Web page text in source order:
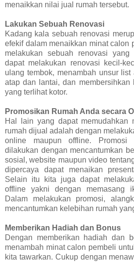
menaikkan nilai jual rumah tersebut.
Lakukan Sebuah Renovasi
Kadang kala sebuah renovasi
efekif dalam menaikkan minat calon
melakukan sebuah renovasi yang
dapat melakukan renovasi kecil-
ulang tembok, menambah unsur list
atap dan lantai, dan membersihkan
yang terlihat kotor.
Promosikan Rumah Anda secara
Hal lain yang dapat memudahkan
rumah dijual adalah dengan
online maupun offline. Promosi
dilakukan dengan mencantumkan
sosial, website maupun video
dipercaya dapat menaikan
Selain itu kita juga dapat
offline yakni dengan memasang
Dalam melakukan promosi,
mencantumkan kelebihan rumah
Memberikan Hadiah dan Bonus
Dengan memberikan hadiah dan
menambah minat calon pembeli
kita tawarkan. Cukup dengan